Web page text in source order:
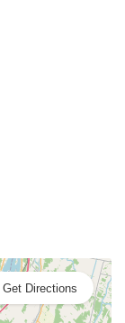
Get Directions